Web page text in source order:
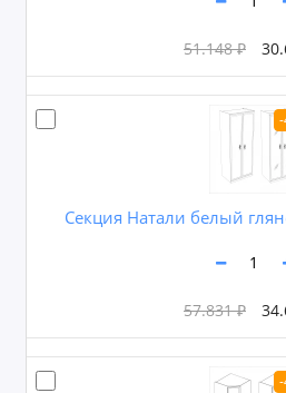
51.148 ₽
Секция Натали белый
57.831 ₽